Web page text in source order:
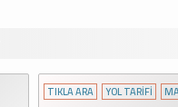
TIKLA ARA YOL